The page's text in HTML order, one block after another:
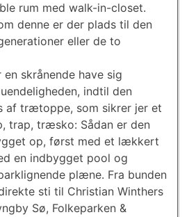
rum med walk-in-closet.
denne er der plads til den
eller de to
skrånende have sig
indtil den
af trætoppe, som sikrer jer et
trap, træsko: Sådan er den
op, først med et lækkert
en indbygget pool og
plæne. Fra bunden
sti til Christian Winthers
Sø, Folkeparken &